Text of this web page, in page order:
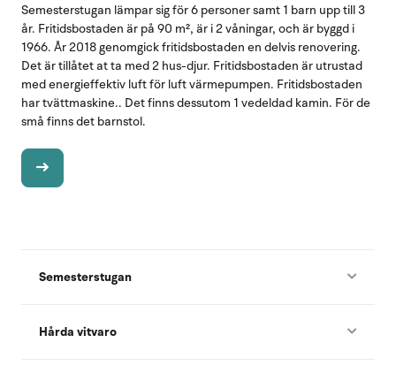
Semesterstugan lämpar sig för 6 personer samt 1 barn upp till 3
år. Fritidsbostaden är på 90 m², är i 2 våningar, och är byggd i
1966. År 2018 genomgick fritidsbostaden en delvis renovering.
Det är tillåtet at ta med 2 hus-djur. Fritidsbostaden är utrustad
med energieffektiv luft för luft värmepumpen. Fritidsbostaden
har tvättmaskine.. Det finns dessutom 1 vedeldad kamin. För de
små finns det barnstol.
Semesterstugan
Hårda vitvaro